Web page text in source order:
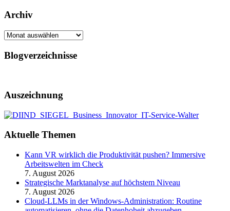
Archiv
Archiv
Blogverzeichnisse
Auszeichnung
Aktuelle Themen
Kann VR wirklich die Produktivität pushen? Immersive
Arbeitswelten im Check
7. August 2026
Strategische Marktanalyse auf höchstem Niveau
7. August 2026
Cloud-LLMs in der Windows-Administration: Routine